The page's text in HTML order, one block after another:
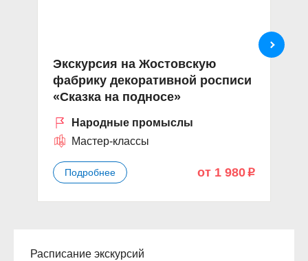
Экскурсия на Жостовскую
фабрику декоративной росписи
«Сказка на подносе»
Народные промыслы
Мастер-классы
Подробнее от 1 980 p
Расписание экскурсий